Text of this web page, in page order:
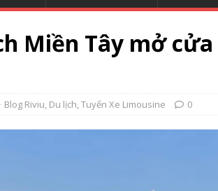
Miền Tây mở cửa
Blog Riviu, Du lịch,Tuyến Xe Limousine 0